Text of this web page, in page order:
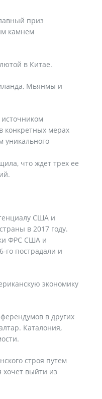
приз
камнем
в Китае.
Мьянмы и
конкретных мерах
уникального
что ждет трех ее
США и
в 2017 году.
ФРС США и
го пострадали и
экономику
в других
Каталония,
строя путем
выйти из